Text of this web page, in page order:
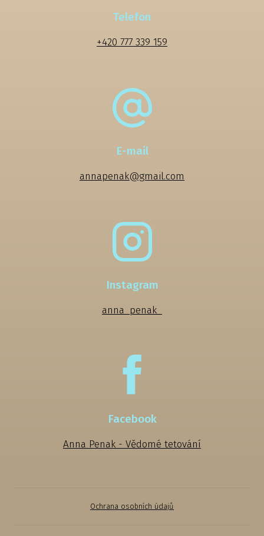
Telefon
+420 777 339 159
E-mail
annapenak@gmail.com
Instagram
anna_penak_
Facebook
Anna Penak - Vědomé tetování
Ochrana osobních údajů